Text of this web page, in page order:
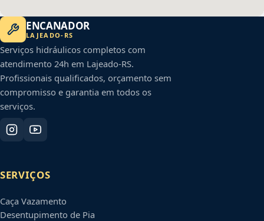
ENCANADOR
LAJEADO- RS
Serviços hidráulicos completos com
atendimento 24h em Lajeado-RS.
Profissionais qualificados, orçamento sem
compromisso e garantia em todos os
serviços.
SERVIÇOS
Caça Vazamento
Desentupimento de Pia